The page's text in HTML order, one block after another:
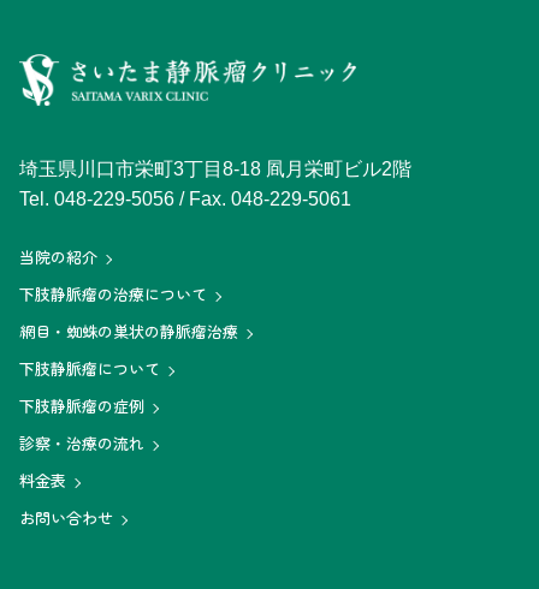
埼玉県川口市栄町3丁目8-18 凮月栄町ビル2階
Tel. 048-229-5056 / Fax. 048-229-5061
当院の紹介
下肢静脈瘤の治療について
網目・蜘蛛の巣状の静脈瘤治療
下肢静脈瘤について
下肢静脈瘤の症例
診察・治療の流れ
料金表
お問い合わせ